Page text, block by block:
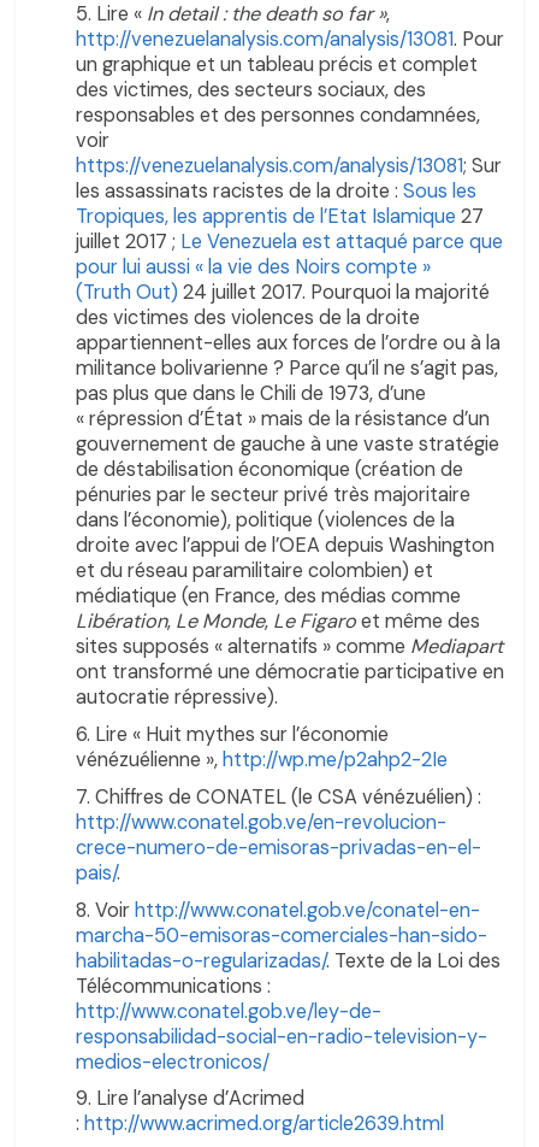
Lire « In detail : the death so far »,
http://venezuelanalysis.com/analysis/13081. Pour
un graphique et un tableau précis et complet
des victimes, des secteurs sociaux, des
responsables et des personnes condamnées,
voir
https://venezuelanalysis.com/analysis/13081; Sur
les assassinats racistes de la droite :Sous les
Tropiques, les apprentis de l’Etat Islamique 27
juillet 2017 ; Le Venezuela est attaqué parce que
pour lui aussi « la vie des Noirs compte »
(Truth Out) 24 juillet 2017. Pourquoi la majorité
des victimes des violences de la droite
appartiennent-elles aux forces de l’ordre ou à la
militance bolivarienne ? Parce qu’il ne s’agit pas,
pas plus que dans le Chili de 1973, d’une
« répression d’État » mais de la résistance d’un
gouvernement de gauche à une vaste stratégie
de déstabilisation économique (création de
pénuries par le secteur privé très majoritaire
dans l’économie), politique (violences de la
droite avec l’appui de l’OEA depuis Washington
et du réseau paramilitaire colombien) et
médiatique (en France, des médias comme
Libération, Le Monde, Le Figaroet même des
sites supposés « alternatifs » comme Mediapart
ont transformé une démocratie participative en
autocratie répressive).
Lire « Huit mythes sur l’économie
vénézuélienne », http://wp.me/p2ahp2-2Ie
Chiffres de CONATEL (le CSA vénézuélien) :
http://www.conatel.gob.ve/en-revolucion-
crece-numero-de-emisoras-privadas-en-el-
pais/.
Voirhttp://www.conatel.gob.ve/conatel-en-
marcha-50-emisoras-comerciales-han-sido-
habilitadas-o-regularizadas/. Texte de la Loi des
Télécommunications :
http://www.conatel.gob.ve/ley-de-
responsabilidad-social-en-radio-television-y-
medios-electronicos/
Lire l’analyse d’Acrimed
:http://www.acrimed.org/article2639.html